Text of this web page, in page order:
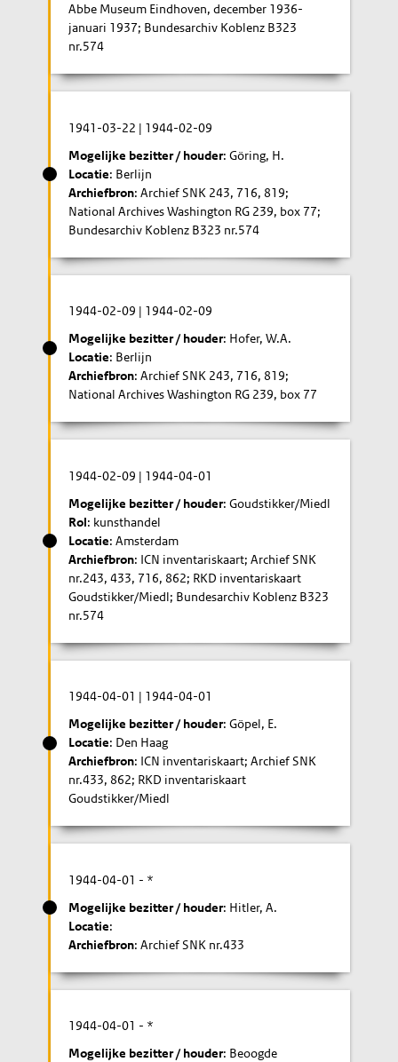
Abbe Museum Eindhoven, december 1936-
januari 1937; Bundesarchiv Koblenz B323
nr.574
1941-03-22 | 1944-02-09
Mogelijke bezitter / houder: Göring, H.
Locatie: Berlijn
Archiefbron: Archief SNK 243, 716, 819;
National Archives Washington RG 239, box 77;
Bundesarchiv Koblenz B323 nr.574
1944-02-09 | 1944-02-09
Mogelijke bezitter / houder: Hofer, W.A.
Locatie: Berlijn
Archiefbron: Archief SNK 243, 716, 819;
National Archives Washington RG 239, box 77
1944-02-09 | 1944-04-01
Mogelijke bezitter / houder: Goudstikker/Miedl
Rol: kunsthandel
Locatie: Amsterdam
Archiefbron: ICN inventariskaart; Archief SNK
nr.243, 433, 716, 862; RKD inventariskaart
Goudstikker/Miedl; Bundesarchiv Koblenz B323
nr.574
1944-04-01 | 1944-04-01
Mogelijke bezitter / houder: Göpel, E.
Locatie: Den Haag
Archiefbron: ICN inventariskaart; Archief SNK
nr.433, 862; RKD inventariskaart
Goudstikker/Miedl
1944-04-01 - *
Mogelijke bezitter / houder: Hitler, A.
Locatie:
Archiefbron: Archief SNK nr.433
1944-04-01 - *
Mogelijke bezitter / houder: Beoogde